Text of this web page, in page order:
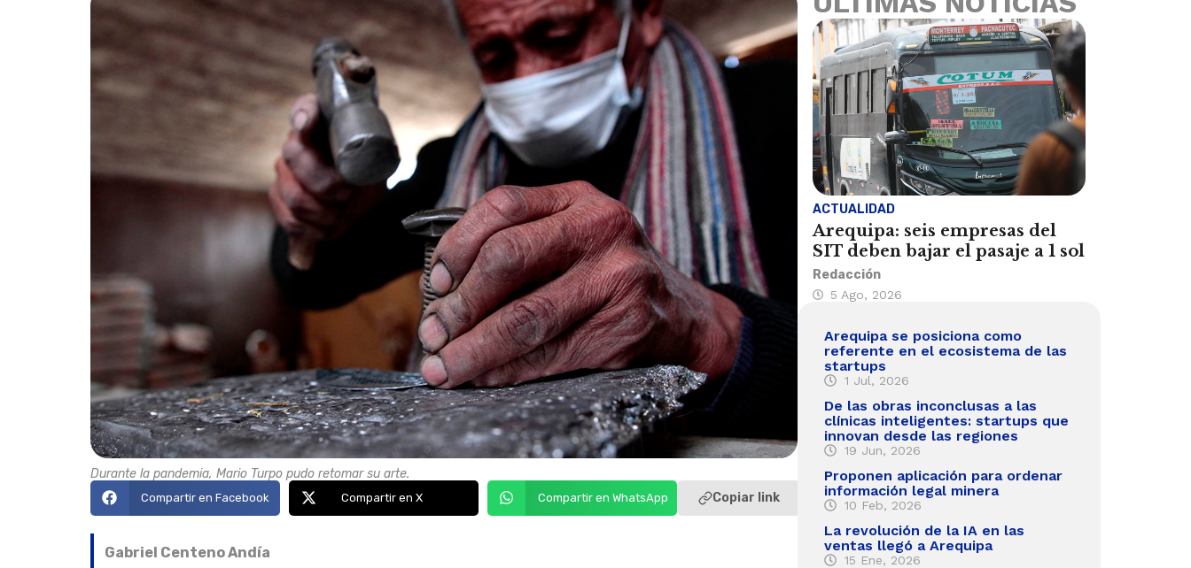
Durante la pandemia, Mario Turpo pudo retomar su arte.
Compartir en Facebook Compartir en X Compartir en WhatsApp Copiar link
Gabriel Centeno Andía
ACTUALIDAD
Arequipa: seis empresas del
SIT deben bajar el pasaje a 1 sol
Redacción
5 Ago, 2026
Arequipa se posiciona como
referente en el ecosistema de las
startups
1 Jul, 2026
De las obras inconclusas a las
clínicas inteligentes: startups que
innovan desde las regiones
19 Jun, 2026
Proponen aplicación para ordenar
información legal minera
10 Feb, 2026
La revolución de la IA en las
ventas llegó a Arequipa
15 Ene, 2026